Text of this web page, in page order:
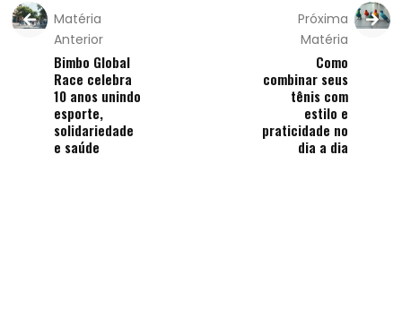
Matéria
Anterior
Bimbo Global
Race celebra
10 anos unindo
esporte,
solidariedade
e saúde
Próxima
Matéria
Como
combinar seus
tênis com
estilo e
praticidade no
dia a dia